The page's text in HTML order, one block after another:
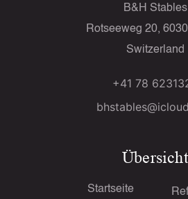
B&H Stables
Rotseeweg 20,
Switzerland
+41 78
Übersicht
Startseite